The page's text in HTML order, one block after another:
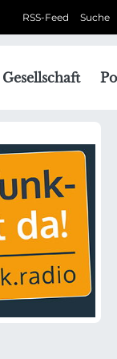
Suche
RSS-Feed
Gesellschaft